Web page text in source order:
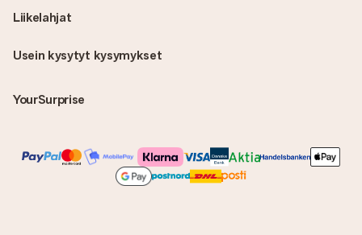
Usein kysytyt kysymykset
YourSurprise
Liikelahjat